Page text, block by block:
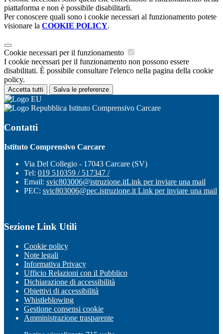
piattaforma e non è possibile disabilitarli.
Per conoscere quali sono i cookie necessari al funzionamento potete
visionare la COOKIE POLICY.
Cookie necessari per il funzionamento
I cookie necessari per il funzionamento non possono essere
disabilitati. È possibile consultare l'elenco nella pagina della cookie
policy.
Accetta tutti Salva le preferenze
Istituto Comprensivo Carcare
Contatti
Istituto Comprensivo Carcare
Via Del Collegio - 17043 Carcare (SV)
Tel: 019 510359 / 517347 /
Email: svic803006@istruzione.itLink per inviare una mail
PEC: svic803006@pec.istruzione.it Link per inviare una mail
Sezione Link Utili
Cookie policy
Note legali
Informativa Privacy
Ufficio Relazioni con il Pubblico
Dichiarazione di accessibilità
Obiettivi di accessibilità
Whistleblowing
Gestione consensi cookie
Amministrazione trasparente